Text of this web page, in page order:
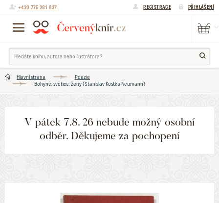
+420 775 281 837 REGISTRACE PŘIHLÁŠENÍ
Hlavní strana
Poezie
Bohyně, světice, ženy (Stanislav Kostka Neumann)
V pátek 7.8. 26 nebude možný osobní
odběr. Děkujeme za pochopení